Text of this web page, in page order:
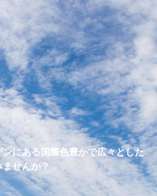
にある国際色豊かで広々とした
せんか？